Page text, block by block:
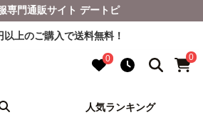
専門通販サイト デートピ
以上のご購入で送料無料！
0 0
人気ランキング